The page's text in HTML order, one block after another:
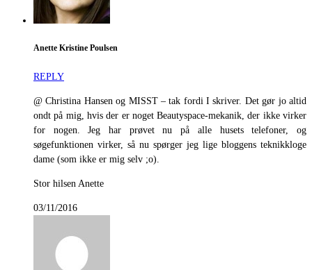
Anette Kristine Poulsen
REPLY
@ Christina Hansen og MISST – tak fordi I skriver. Det gør jo altid
ondt på mig, hvis der er noget Beautyspace-mekanik, der ikke virker
for nogen. Jeg har prøvet nu på alle husets telefoner, og
søgefunktionen virker, så nu spørger jeg lige bloggens teknikkloge
dame (som ikke er mig selv ;o).
Stor hilsen Anette
03/11/2016